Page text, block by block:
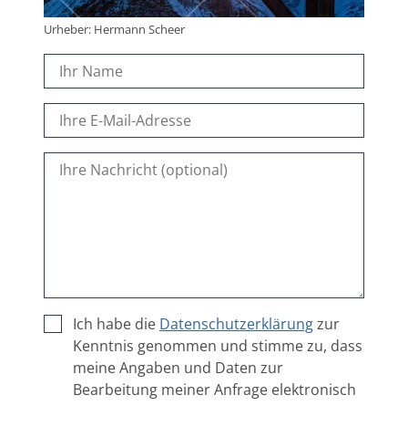
Urheber: Hermann Scheer
Ich habe die Datenschutzerklärungzur
Kenntnis genommen und stimme zu, dass
meine Angaben und Daten zur
Bearbeitung meiner Anfrage elektronisch